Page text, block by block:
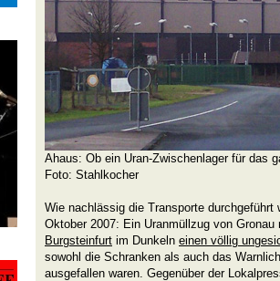
Ahaus: Ob ein Uran-Zwischenlager für das
Foto: Stahlkocher
Wie nachlässig die Transporte
Oktober 2007: Ein Uranmüllzug von
Burgsteinfurt im Dunkeln einen völlig
sowohl die Schranken als auch das
ausgefallen waren. Gegenüber der